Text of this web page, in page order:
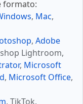
formato:
, Mac,
, Adobe
Lightroom,
, Microsoft
, Microsoft Office,
, TikTok,